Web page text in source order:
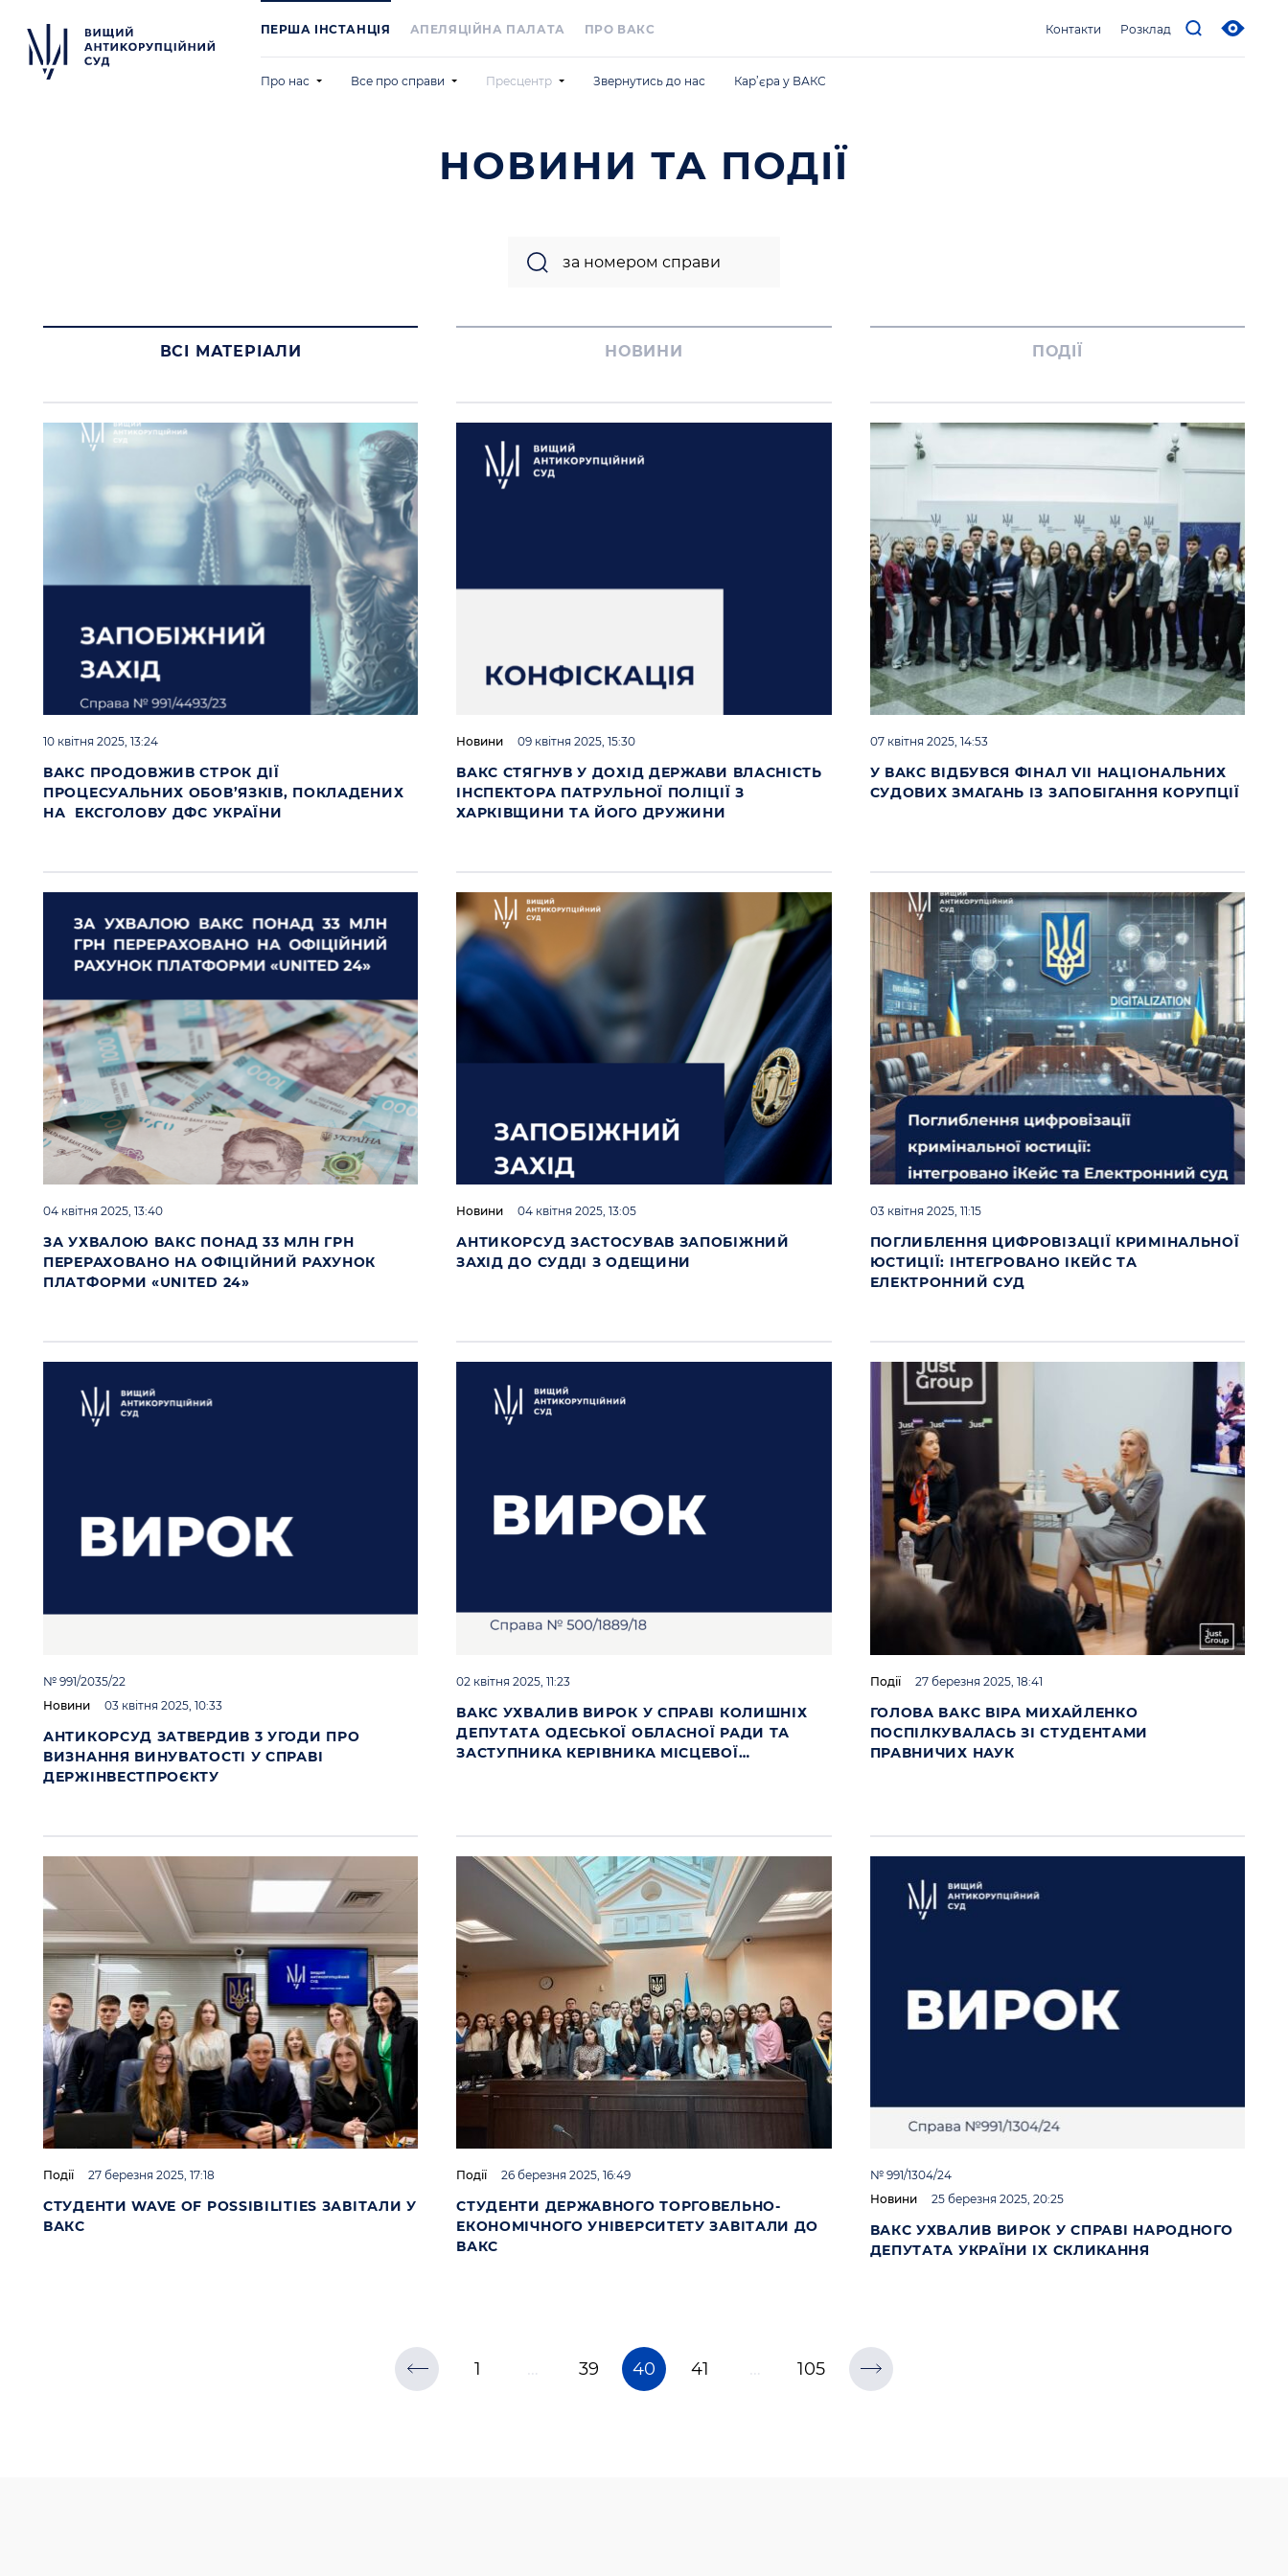
ПЕРША IНСТАНЦIЯ АПЕЛЯЦІЙНА ПАЛАТА ПРО ВАКС Контакти Розклад
Про нас
Організаційно-розпорядчі документи
Все про справи
Зразки документів
Пресцентр
ВАКС у медіа
Звернутись до нас Кар’єра у ВАКС
НОВИНИ ТА ПОДІЇ
ВСІ МАТЕРІАЛИ НОВИНИ ПОДІЇ
10 квітня 2025, 13:24
ВАКС ПРОДОВЖИВ СТРОК ДІЇ
ПРОЦЕСУАЛЬНИХ ОБОВ’ЯЗКІВ, ПОКЛАДЕНИХ
НА ЕКСГОЛОВУ ДФС УКРАЇНИ
Новини 09 квітня 2025, 15:30
ВАКС СТЯГНУВ У ДОХІД ДЕРЖАВИ ВЛАСНІСТЬ
ІНСПЕКТОРА ПАТРУЛЬНОЇ ПОЛІЦІЇ З
ХАРКІВЩИНИ ТА ЙОГО ДРУЖИНИ
07 квітня 2025, 14:53
У ВАКС ВІДБУВСЯ ФІНАЛ VII НАЦІОНАЛЬНИХ
СУДОВИХ ЗМАГАНЬ ІЗ ЗАПОБІГАННЯ КОРУПЦІЇ
04 квітня 2025, 13:40
ЗА УХВАЛОЮ ВАКС ПОНАД 33 МЛН ГРН
ПЕРЕРАХОВАНО НА ОФІЦІЙНИЙ РАХУНОК
ПЛАТФОРМИ «UNITED 24»
Новини 04 квітня 2025, 13:05
АНТИКОРСУД ЗАСТОСУВАВ ЗАПОБІЖНИЙ
ЗАХІД ДО СУДДІ З ОДЕЩИНИ
03 квітня 2025, 11:15
ПОГЛИБЛЕННЯ ЦИФРОВІЗАЦІЇ КРИМІНАЛЬНОЇ
ЮСТИЦІЇ: ІНТЕГРОВАНО ІКЕЙС ТА
ЕЛЕКТРОННИЙ СУД
№ 991/2035/22
Новини
03 квітня 2025, 10:33
АНТИКОРСУД ЗАТВЕРДИВ 3 УГОДИ ПРО
ВИЗНАННЯ ВИНУВАТОСТІ У СПРАВІ
ДЕРЖІНВЕСТПРОЄКТУ
02 квітня 2025, 11:23
ВАКС УХВАЛИВ ВИРОК У СПРАВІ КОЛИШНІХ
ДЕПУТАТА ОДЕСЬКОЇ ОБЛАСНОЇ РАДИ ТА
ЗАСТУПНИКА КЕРІВНИКА МІСЦЕВОЇ
Події 27 березня 2025, 18:41
ГОЛОВА ВАКС ВІРА МИХАЙЛЕНКО
ПОСПІЛКУВАЛАСЬ ЗІ СТУДЕНТАМИ
ПРАВНИЧИХ НАУК
Події 27 березня 2025, 17:18
СТУДЕНТИ WAVE OF POSSIBILITIES ЗАВІТАЛИ У
ВАКС
Події 26 березня 2025, 16:49
СТУДЕНТИ ДЕРЖАВНОГО ТОРГОВЕЛЬНО-
ЕКОНОМІЧНОГО УНІВЕРСИТЕТУ ЗАВІТАЛИ ДО
ВАКС
№ 991/1304/24
Новини
25 березня 2025, 20:25
ВАКС УХВАЛИВ ВИРОК У СПРАВІ НАРОДНОГО
ДЕПУТАТА УКРАЇНИ IX СКЛИКАННЯ
1 … 39 40 41 … 105